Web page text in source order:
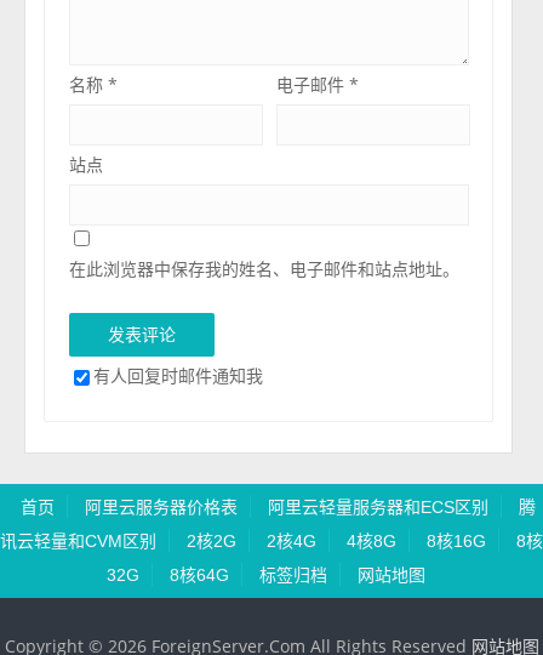
名称* 电子邮件*
站点
在此浏览器中保存我的姓名、电子邮件和站点地址。
有人回复时邮件通知我
首页 阿里云服务器价格表 阿里云轻量服务器和ECS区别
腾
讯云轻量和CVM区别
2核2G 2核4G 4核8G 8核16G
8核
32G
8核64G 标签归档 网站地图
Copyright © 2026 ForeignServer.Com All Rights Reserved 网站地图